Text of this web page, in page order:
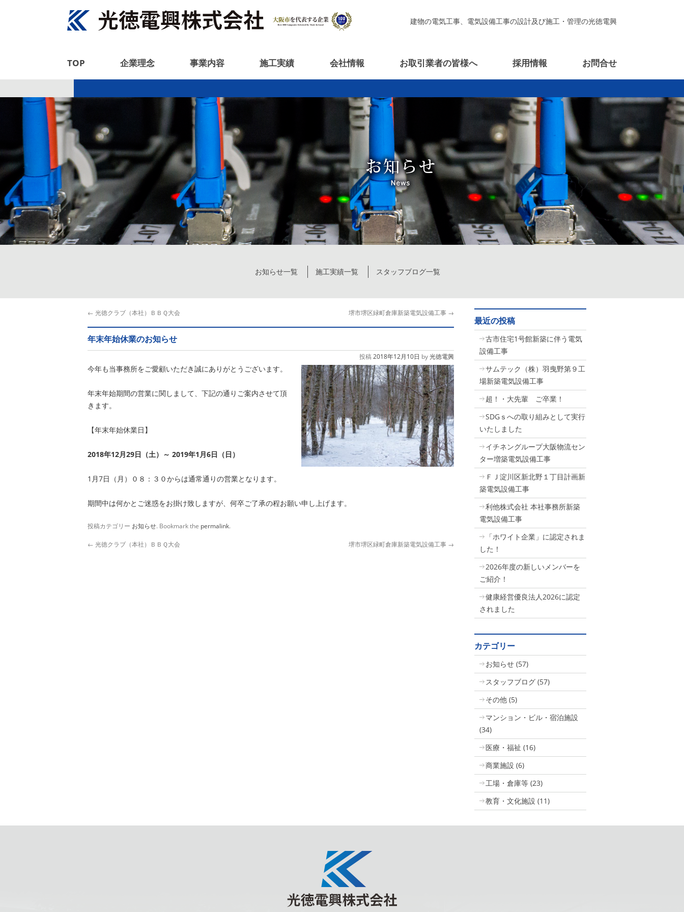
建物の電気工事、電気設備工事の設計及び施工・管理の光徳電興
TOP 企業理念 事業内容 施工実績 会社情報 お取引業者の皆様へ 採用情報 お問合せ
お知らせ一覧 施工実績一覧 スタッフブログ一覧
← 光徳クラブ（本社）ＢＢＱ大会 堺市堺区緑町倉庫新築電気設備工事 →
年末年始休業のお知らせ
投稿 2018年12月10日 by光徳電興
今年も当事務所をご愛顧いただき誠にありがとうございます。
年末年始期間の営業に関しまして、下記の通りご案内させて頂
きます。
【年末年始休業日】
2018年12月29日（土）～ 2019年1月6日（日）
1月7日（月）０８：３０からは通常通りの営業となります。
期間中は何かとご迷惑をお掛け致しますが、何卒ご了承の程お願い申し上げます。
投稿カテゴリー お知らせ. Bookmark the permalink.
← 光徳クラブ（本社）ＢＢＱ大会 堺市堺区緑町倉庫新築電気設備工事 →
最近の投稿
古市住宅1号館新築に伴う電気
設備工事
サムテック（株）羽曳野第９工
場新築電気設備工事
超！・大先輩 ご卒業！
SDGｓへの取り組みとして実行
いたしました
イチネングループ大阪物流セン
ター増築電気設備工事
ＦＪ淀川区新北野１丁目計画新
築電気設備工事
利他株式会社 本社事務所新築
電気設備工事
「ホワイト企業」に認定されま
した！
2026年度の新しいメンバーを
ご紹介！
健康経営優良法人2026に認定
されました
カテゴリー
お知らせ (57)
スタッフブログ (57)
その他 (5)
マンション・ビル・宿泊施設
(34)
医療・福祉 (16)
商業施設 (6)
工場・倉庫等 (23)
教育・文化施設 (11)